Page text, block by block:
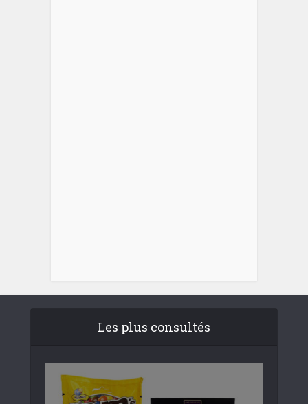
Les plus consultés